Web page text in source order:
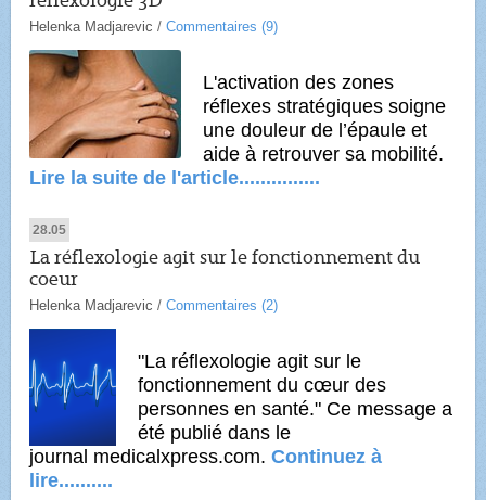
Helenka Madjarevic /Commentaires (9)
L'activation des zones
réflexes stratégiques soigne
une douleur de l’épaule et
aide à retrouver sa mobilité.
Lire la suite de l'article...............
28.05
La réflexologie agit sur le fonctionnement du
cœur
Helenka Madjarevic /Commentaires (2)
"La réflexologie agit sur le
fonctionnementdu cœur des
personnes en santé." Ce message a
été publié dans le
journal medicalxpress.com.Continuez à
lire..........